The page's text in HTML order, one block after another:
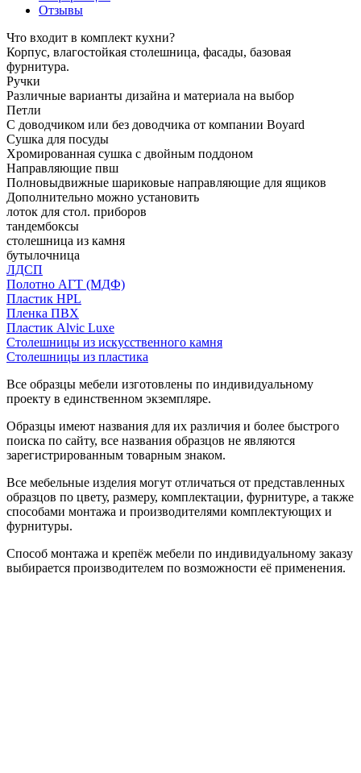
Отзывы
Что входит в комплект кухни?
Корпус, влагостойкая столешница, фасады, базовая
фурнитура.
Ручки
Различные варианты дизайна и материала на выбор
Петли
С доводчиком или без доводчика от компании Boyard
Сушка для посуды
Хромированная сушка с двойным поддоном
Направляющие пвш
Полновыдвижные шариковые направляющие для ящиков
Дополнительно можно установить
лоток для стол. приборов
тандембоксы
столешница из камня
бутылочница
ЛДСП
Полотно АГТ (МДФ)
Пластик HPL
Пленка ПВХ
Пластик Alvic Luxe
Столешницы из искусственного камня
Столешницы из пластика
Все образцы мебели изготовлены по индивидуальному
проекту в единственном экземпляре.
Образцы имеют названия для их различия и более быстрого
поиска по сайту, все названия образцов не являются
зарегистрированным товарным знаком.
Все мебельные изделия могут отличаться от представленных
образцов по цвету, размеру, комплектации, фурнитуре, а также
способами монтажа и производителями комплектующих и
фурнитуры.
Способ монтажа и крепёж мебели по индивидуальному заказу
выбирается производителем по возможности её применения.